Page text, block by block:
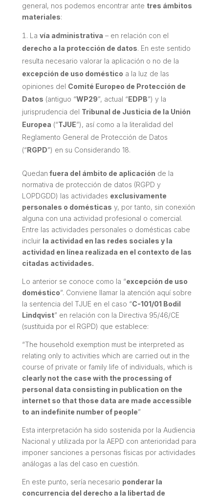
general, nos podemos encontrar ante tres ámbitos
materiales:
La vía administrativa – en relación con el
derecho a la protección de datos. En este sentido
resulta necesario valorar la aplicación o no de la
excepción de uso doméstico a la luz de las
opiniones del Comité Europeo de Protección de
Datos (antiguo “WP29”, actual “EDPB”) y la
jurisprudencia del Tribunal de Justicia de la Unión
Europea (“TJUE”), así como a la literalidad del
Reglamento General de Protección de Datos
(“RGPD”) en su Considerando 18.
Quedan fuera del ámbito de aplicación de la
normativa de protección de datos (RGPD y
LOPDGDD) las actividades exclusivamente
personales o domésticas y, por tanto, sin conexión
alguna con una actividad profesional o comercial.
Entre las actividades personales o domésticas cabe
incluir la actividad en las redes sociales y la
actividad en línea realizada en el contexto de las
citadas actividades.
Lo anterior se conoce como la “excepción de uso
doméstico”. Conviene llamar la atención aquí sobre
la sentencia del TJUE en el caso “C-101/01 Bodil
Lindqvist” en relación con la Directiva 95/46/CE
(sustituida por el RGPD) que establece:
“The household exemption must be interpreted as
relating only to activities which are carried out in the
course of private or family life of individuals, which is
clearly not the case with the processing of
personal data consisting in publication on the
internet so that those data are made accessible
to an indefinite number of people”
Esta interpretación ha sido sostenida por la Audiencia
Nacional y utilizada por la AEPD con anterioridad para
imponer sanciones a personas físicas por actividades
análogas a las del caso en cuestión.
En este punto, sería necesario ponderar la
concurrencia del derecho a la libertad de